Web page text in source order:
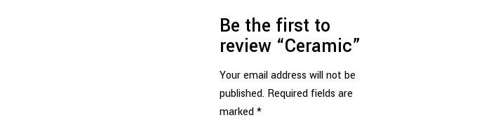
Be the first to
review “Ceramic”
Your email address will not be
published. Required fields are
marked*